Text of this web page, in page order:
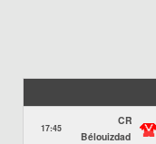
17:45
CR
Bélouizdad